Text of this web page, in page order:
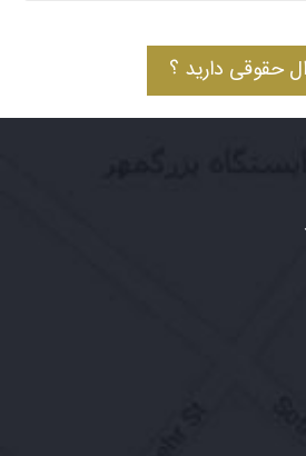
حقوقی دارید ؟